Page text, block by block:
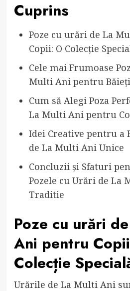
Cuprins
Poze cu urări de La
Copii: O Colecție
Cele mai Frumoase
Multi Ani pentru Băieți
Cum să Alegi Poza
La Multi Ani pentru
Idei Creative pentru a
de La Multi Ani Unice
Concluzii și Sfaturi
Pozele cu Urări de La
Traditie
Poze cu urări
Ani pentru
Colecție
Urările de La Multi Ani